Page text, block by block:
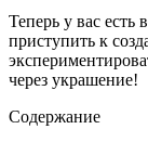
Теперь у вас есть
приступить к
через украшение!
Содержание